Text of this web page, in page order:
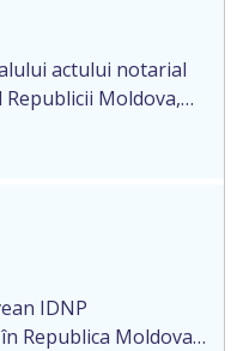
actului notarial
Moldova,
pierderea
15.09.2000
IDNP
Republica Moldova,